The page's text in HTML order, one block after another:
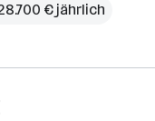
€ jährlich